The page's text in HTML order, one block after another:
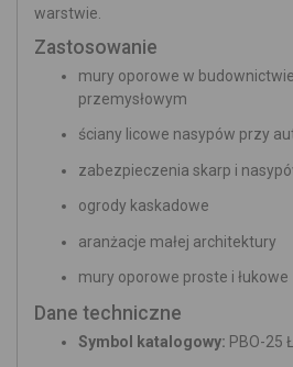
warstwie.
Zastosowanie
mury oporowe w
przemysłowym
ściany licowe nasypów przy
zabezpieczenia skarp i
ogrody kaskadowe
aranżacje małej architektury
mury oporowe proste i łukowe
Dane techniczne
Symbol katalogowy: PBO-25